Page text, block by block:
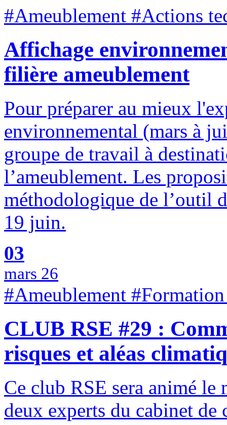
#Ameublement #Actions
Affichage
filière ameublement
Pour préparer au mieux
environnemental (mars à
groupe de travail à
l’ameublement. Les
méthodologique de l’outil
19 juin.
03
mars 26
#Ameublement
CLUB RSE #29 :
risques et aléas
Ce club RSE sera animé le
deux experts du cabinet de